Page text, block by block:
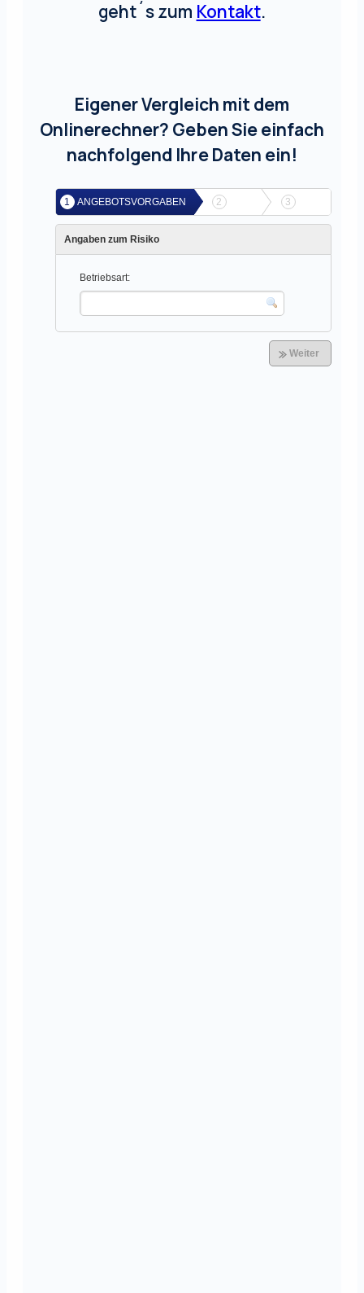
geht´s zum Kontakt.
Eigener Vergleich mit dem
Onlinerechner? Geben Sie einfach
nachfolgend Ihre Daten ein!